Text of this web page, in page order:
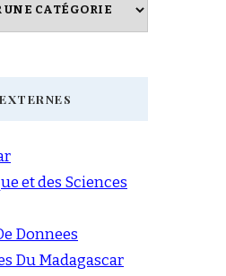
et des Sciences
Donnees
Du Madagascar